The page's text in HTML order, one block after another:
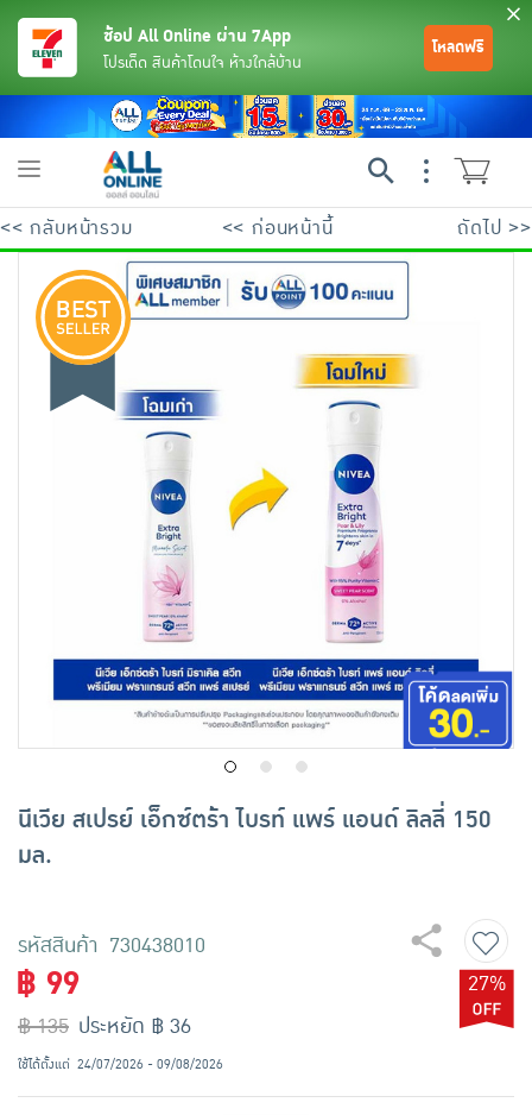
เครื่องปรุงรสและของแห้ง
ขนมขบเคี้ยว และช็อคโกแลต
อาหารสด ผัก ผลไม้และเบเกอรี่
ช้อป All Online ผ่าน 7App
โปรเด็ด สินค้าโดนใจ ห้างใกล้บ้าน
โหลดฟรี
Toggle
<< กลับหน้ารวม << ก่อนหน้านี้ ถัดไป >>
นีเวีย สเปรย์ เอ็กซ์ตร้า ไบรท์ แพร์ แอนด์ ลิลลี่ 150
มล.
รหัสสินค้า 730438010
฿ 99
฿ 135
27%
ประหยัด ฿ 36
ใช้ได้ตั้งแต่ 24/07/2026 - 09/08/2026